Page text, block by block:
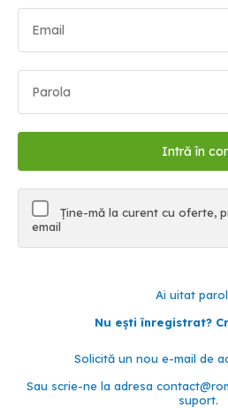
Ține-mă la curent cu oferte,
email
Ai uitat
Nu ești înregistrat?
Solicită un nou e-mail de
Sau scrie-ne la adresa
suport.